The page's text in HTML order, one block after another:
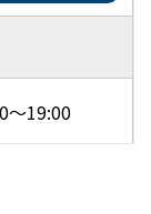
～19:00